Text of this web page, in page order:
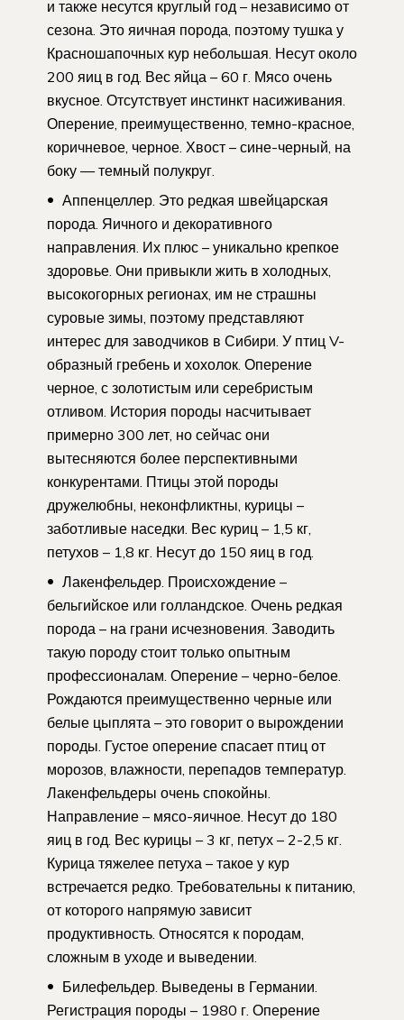
и также несутся круглый год – независимо от
сезона. Это яичная порода, поэтому тушка у
Красношапочных кур небольшая. Несут около
200 яиц в год. Вес яйца – 60 г. Мясо очень
вкусное. Отсутствует инстинкт насиживания.
Оперение, преимущественно, темно-красное,
коричневое, черное. Хвост – сине-черный, на
боку — темный полукруг.
Аппенцеллер. Это редкая швейцарская
порода. Яичного и декоративного
направления. Их плюс – уникально крепкое
здоровье. Они привыкли жить в холодных,
высокогорных регионах, им не страшны
суровые зимы, поэтому представляют
интерес для заводчиков в Сибири. У птиц V-
образный гребень и хохолок. Оперение
черное, с золотистым или серебристым
отливом. История породы насчитывает
примерно 300 лет, но сейчас они
вытесняются более перспективными
конкурентами. Птицы этой породы
дружелюбны, неконфликтны, курицы –
заботливые наседки. Вес куриц – 1,5 кг,
петухов – 1,8 кг. Несут до 150 яиц в год.
Лакенфельдер. Происхождение –
бельгийское или голландское. Очень редкая
порода – на грани исчезновения. Заводить
такую породу стоит только опытным
профессионалам. Оперение – черно-белое.
Рождаются преимущественно черные или
белые цыплята – это говорит о вырождении
породы. Густое оперение спасает птиц от
морозов, влажности, перепадов температур.
Лакенфельдеры очень спокойны.
Направление – мясо-яичное. Несут до 180
яиц в год. Вес курицы – 3 кг, петух – 2-2,5 кг.
Курица тяжелее петуха – такое у кур
встречается редко. Требовательны к питанию,
от которого напрямую зависит
продуктивность. Относятся к породам,
сложным в уходе и выведении.
Билефельдер. Выведены в Германии.
Регистрация породы – 1980 г. Оперение